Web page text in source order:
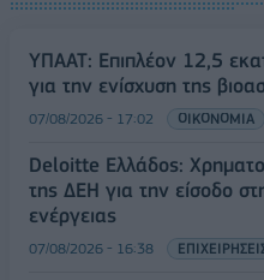
ΥΠΑΑΤ: Επιπλέον 12,5
για την ενίσχυση της
07/08/2026 - 17:02 ΟΙΚΟΝΟΜΙΑ
Deloitte Ελλάδος:
της ΔΕΗ για την είσοδο
ενέργειας
07/08/2026 - 16:38